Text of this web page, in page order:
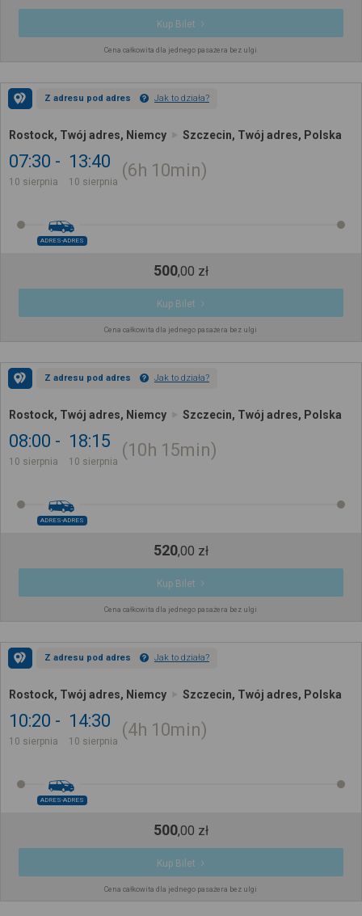
Kup Bilet
Cena całkowita dla jednego pasażera bez ulgi
Z adresu pod adres Jak to działa?
Rostock, Twój adres, Niemcy Szczecin, Twój adres, Polska
07:30
10 sierpnia
13:40
10 sierpnia
6h 10min
ADRES-ADRES
500,00 zł
Kup Bilet
Cena całkowita dla jednego pasażera bez ulgi
Z adresu pod adres Jak to działa?
Rostock, Twój adres, Niemcy Szczecin, Twój adres, Polska
08:00
10 sierpnia
18:15
10 sierpnia
10h 15min
ADRES-ADRES
520,00 zł
Kup Bilet
Cena całkowita dla jednego pasażera bez ulgi
Z adresu pod adres Jak to działa?
Rostock, Twój adres, Niemcy Szczecin, Twój adres, Polska
10:20
10 sierpnia
14:30
10 sierpnia
4h 10min
ADRES-ADRES
500,00 zł
Kup Bilet
Cena całkowita dla jednego pasażera bez ulgi